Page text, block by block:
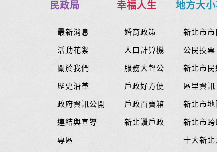
民政局
最新消息
活動花絮
關於我們
歷史沿革
政府資訊公開
連結與宣導
專區
幸福人生
婚育政策
人口計算機
服務大聲公
戶政好方便
戶政百寶箱
新北讚戶政
地方大
新北市
公民投票
新北市民
區里資訊
新北市地
新北市
十大新北